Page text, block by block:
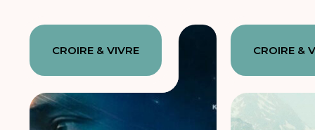
CROIRE & VIVRE CROIRE &